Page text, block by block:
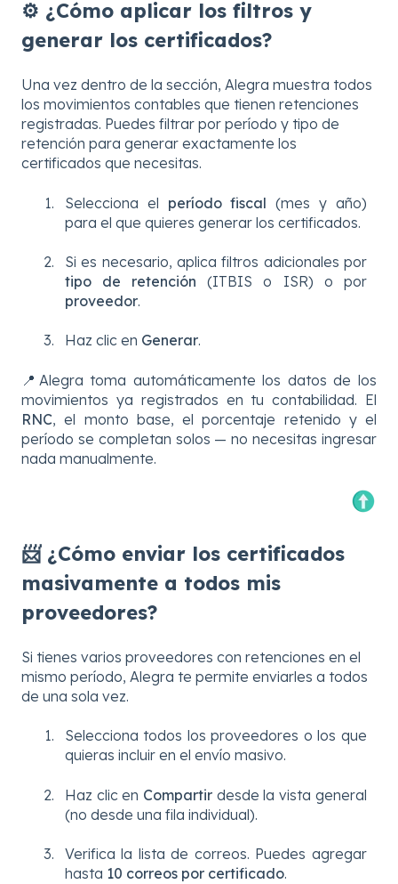
⚙️ ¿Cómo aplicar los filtros y
generar los certificados?
Una vez dentro de la sección, Alegra muestra todos
los movimientos contables que tienen retenciones
registradas. Puedes filtrar por período y tipo de
retención para generar exactamente los
certificados que necesitas.
Selecciona el período fiscal (mes y año)
para el que quieres generar los certificados.
Si es necesario, aplica filtros adicionales por
tipo de retención (ITBIS o ISR) o por
proveedor.
Haz clic en Generar.
📍Alegra toma automáticamente los datos de los
movimientos ya registrados en tu contabilidad. El
RNC, el monto base, el porcentaje retenido y el
período se completan solos — no necesitas ingresar
nada manualmente.
📨 ¿Cómo enviar los certificados
masivamente a todos mis
proveedores?
Si tienes varios proveedores con retenciones en el
mismo período, Alegra te permite enviarles a todos
de una sola vez.
Selecciona todos los proveedores o los que
quieras incluir en el envío masivo.
Haz clic en Compartir desde la vista general
(no desde una fila individual).
Verifica la lista de correos. Puedes agregar
hasta 10 correos por certificado.